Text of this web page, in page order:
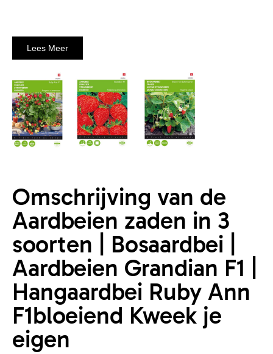
Lees Meer
Omschrijving van de
Aardbeien zaden in 3
soorten | Bosaardbei |
Aardbeien Grandian F1 |
Hangaardbei Ruby Ann
F1bloeiend Kweek je
eigen